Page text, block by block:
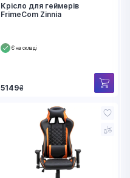
Крісло для геймерів
FrimeCom Zinnia
Є на складі
5149₴